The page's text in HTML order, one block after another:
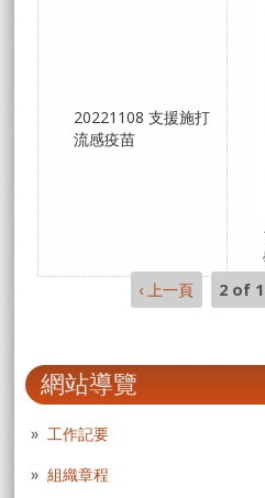
20221108 支援施打
流感疫苗
‹ 上一頁
2 of
網站導覽
工作記要
組織章程